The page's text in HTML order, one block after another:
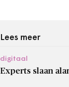
Lees meer
digitaal
Experts slaan